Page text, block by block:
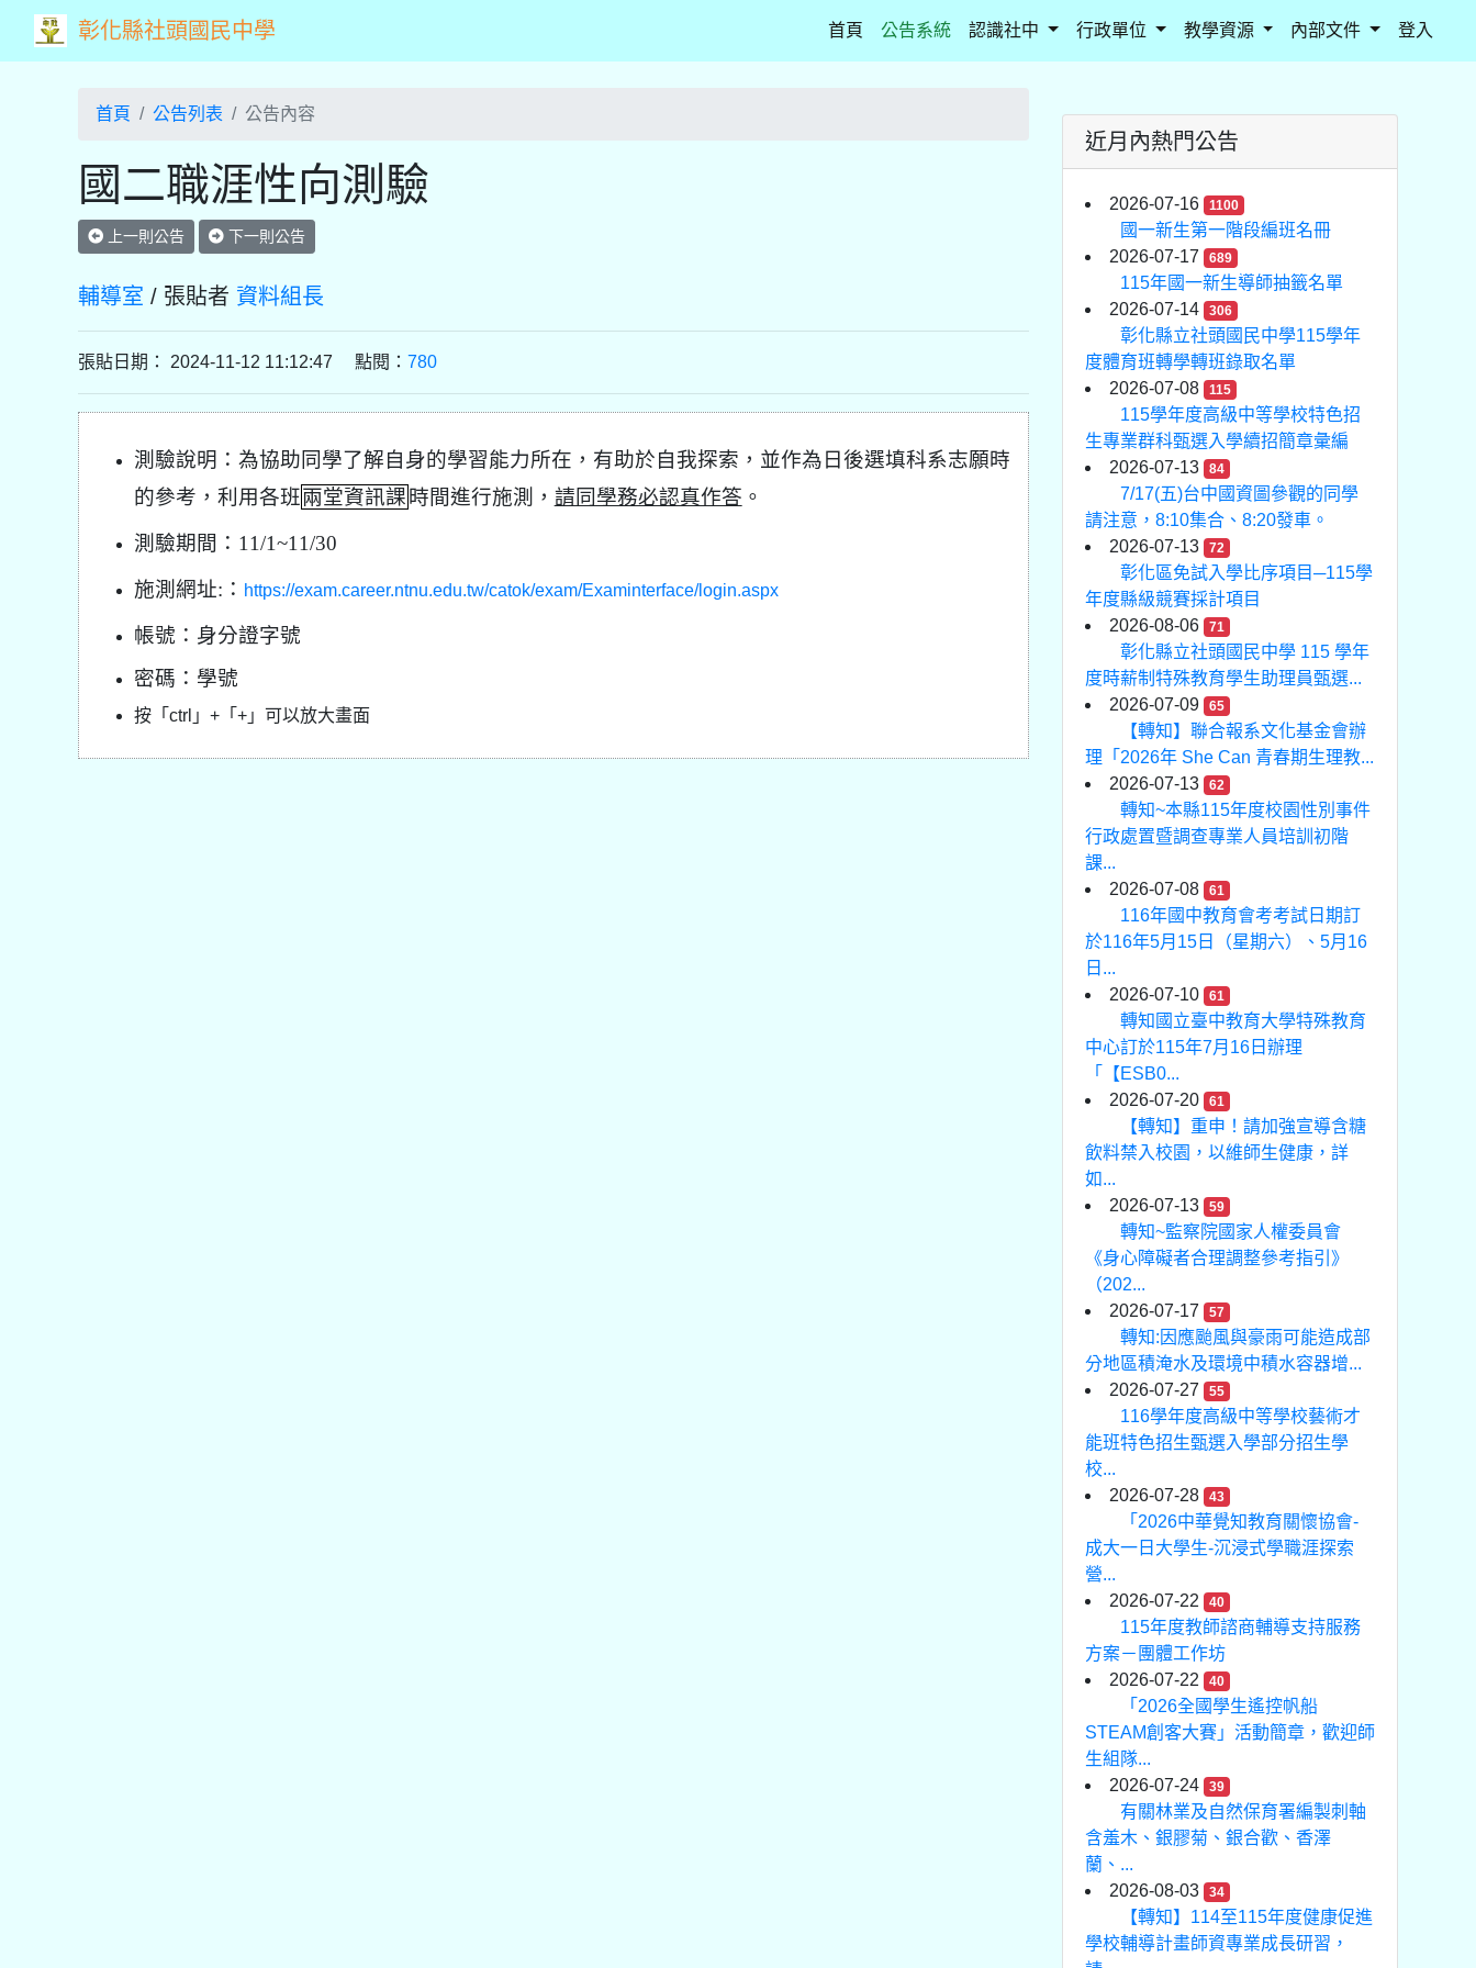
彰化縣社頭國民中學 首頁 (current)
公告系統 認識社中 行政單位 教學資源 內部文件 登入
首頁 公告列表 公告內容
國二職涯性向測驗
上一則公告 下一則公告
輔導室 / 張貼者 資料組長
張貼日期： 2024-11-12 11:12:47 點閱： 780
測驗說明：為協助同學了解自身的學習能力所在，有助於自我探索，並作為日後選填科系志願時
的參考，利用各班兩堂資訊課 時間進行施測， 請同學務必認真作答 。
測驗期間： 11/1~11/30
施測網址: ： https://exam.career.ntnu.edu.tw/catok/exam/Examinterface/login.aspx
帳號：身分證字號
密碼：學號
按「ctrl」+「+」可以放大畫面
近月內熱門公告
2026-07-16 1100
國一新生第一階段編班名冊
2026-07-17
689
115年國一新生導師抽籤名單
2026-07-14
306
彰化縣立社頭國民中學115學年
度體育班轉學轉班錄取名單
2026-07-08
115
115學年度高級中等學校特色招
生專業群科甄選入學續招簡章彙編
2026-07-13
84
7/17(五)台中國資圖參觀的同學
請注意，8:10集合、8:20發車。
2026-07-13
72
彰化區免試入學比序項目─115學
年度縣級競賽採計項目
2026-08-06
71
彰化縣立社頭國民中學 115 學年
度時薪制特殊教育學生助理員甄選...
2026-07-09
65
【轉知】聯合報系文化基金會辦
理「2026年 She Can 青春期生理教...
2026-07-13
62
轉知~本縣115年度校園性別事件
行政處置暨調查專業人員培訓初階
課...
2026-07-08
61
116年國中教育會考考試日期訂
於116年5月15日（星期六）、5月16
日...
2026-07-10
61
轉知國立臺中教育大學特殊教育
中心訂於115年7月16日辦理
「【ESB0...
2026-07-20
61
【轉知】重申！請加強宣導含糖
飲料禁入校園，以維師生健康，詳
如...
2026-07-13
59
轉知~監察院國家人權委員會
《身心障礙者合理調整參考指引》
（202...
2026-07-17
57
轉知:因應颱風與豪雨可能造成部
分地區積淹水及環境中積水容器增...
2026-07-27
55
116學年度高級中等學校藝術才
能班特色招生甄選入學部分招生學
校...
2026-07-28
43
「2026中華覺知教育關懷協會-
成大一日大學生-沉浸式學職涯探索
營...
2026-07-22
40
115年度教師諮商輔導支持服務
方案－團體工作坊
2026-07-22
40
「2026全國學生遙控帆船
STEAM創客大賽」活動簡章，歡迎師
生組隊...
2026-07-24
39
有關林業及自然保育署編製刺軸
含羞木、銀膠菊、銀合歡、香澤
蘭、...
2026-08-03
34
【轉知】114至115年度健康促進
學校輔導計畫師資專業成長研習，